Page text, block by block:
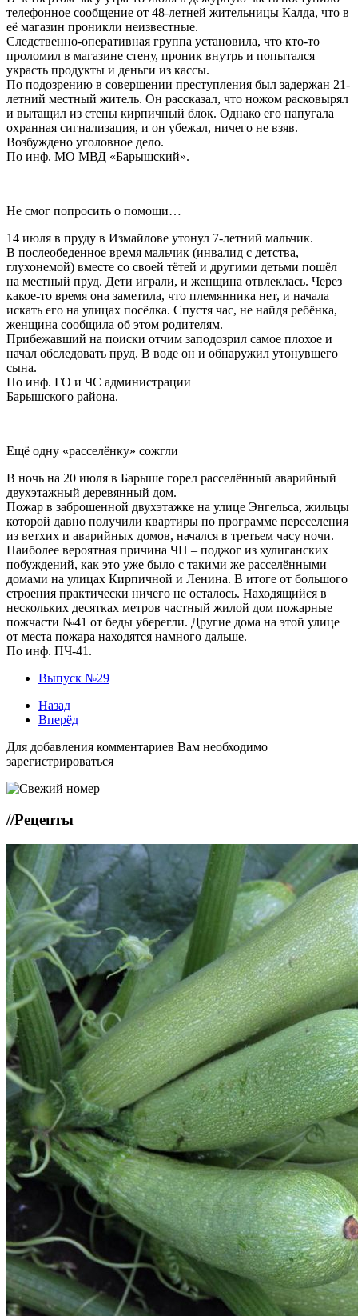
телефонное сообщение от 48-летней жительницы Калда, что в
её магазин проникли неизвестные.
Следственно-оперативная группа установила, что кто-то
проломил в магазине стену, проник внутрь и попытался
украсть продукты и деньги из кассы.
По подозрению в совершении преступления был задержан 21-
летний местный житель. Он рассказал, что ножом расковырял
и вытащил из стены кирпичный блок. Однако его напугала
охранная сигнализация, и он убежал, ничего не взяв.
Возбуждено уголовное дело.
По инф. МО МВД «Барышский».
Не смог попросить о помощи…
14 июля в пруду в Измайлове утонул 7-летний мальчик.
В послеобеденное время мальчик (инвалид с детства,
глухонемой) вместе со своей тётей и другими детьми пошёл
на местный пруд. Дети играли, и женщина отвлеклась. Через
какое-то время она заметила, что племянника нет, и начала
искать его на улицах посёлка. Спустя час, не найдя ребёнка,
женщина сообщила об этом родителям.
Прибежавший на поиски отчим заподозрил самое плохое и
начал обследовать пруд. В воде он и обнаружил утонувшего
сына.
По инф. ГО и ЧС администрации
Барышского района.
Ещё одну «расселёнку» сожгли
В ночь на 20 июля в Барыше горел расселённый аварийный
двухэтажный деревянный дом.
Пожар в заброшенной двухэтажке на улице Энгельса, жильцы
которой давно получили квартиры по программе переселения
из ветхих и аварийных домов, начался в третьем часу ночи.
Наиболее вероятная причина ЧП – поджог из хулиганских
побуждений, как это уже было с такими же расселёнными
домами на улицах Кирпичной и Ленина. В итоге от большого
строения практически ничего не осталось. Находящийся в
нескольких десятках метров частный жилой дом пожарные
пожчасти №41 от беды уберегли. Другие дома на этой улице
от места пожара находятся намного дальше.
По инф. ПЧ-41.
Выпуск №29
Назад
Вперёд
Для добавления комментариев Вам необходимо
зарегистрироваться
//Рецепты